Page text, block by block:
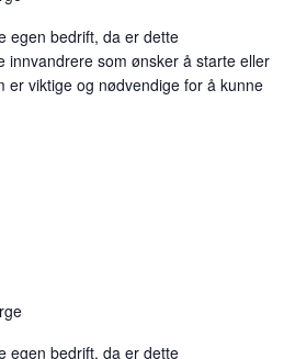
egen bedrift, da er dette
innvandrere som ønsker å starte eller
er viktige og nødvendige for å kunne
egen bedrift, da er dette